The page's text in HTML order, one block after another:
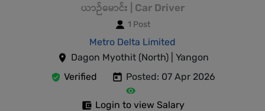
ယာဉ်မောင်း | Car Driver
1 Post
Metro Delta Limited
Dagon Myothit (North) | Yangon
Verified
Posted: 07 Apr 2026
Login to view Salary